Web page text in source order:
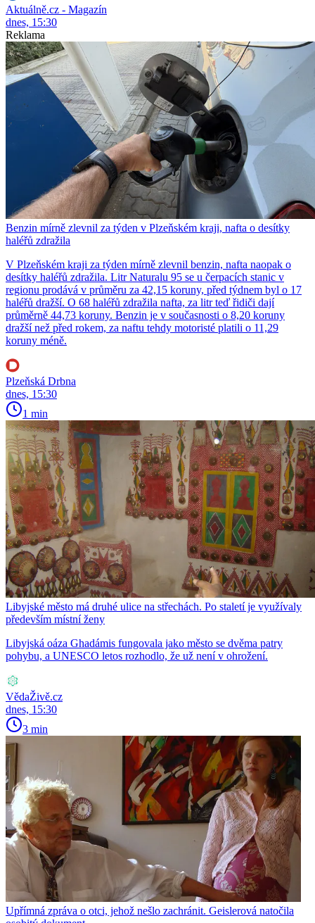
Aktuálně.cz - Magazín
dnes, 15:30
Reklama
Benzin mírně zlevnil za týden v Plzeňském kraji, nafta o desítky
haléřů zdražila
V Plzeňském kraji za týden mírně zlevnil benzin, nafta naopak o
desítky haléřů zdražila. Litr Naturalu 95 se u čerpacích stanic v
regionu prodává v průměru za 42,15 koruny, před týdnem byl o 17
haléřů dražší. O 68 haléřů zdražila nafta, za litr teď řidiči dají
průměrně 44,73 koruny. Benzin je v současnosti o 8,20 koruny
dražší než před rokem, za naftu tehdy motoristé platili o 11,29
koruny méně.
Plzeňská Drbna
dnes, 15:30
1 min
Libyjské město má druhé ulice na střechách. Po staletí je využívaly
především místní ženy
Libyjská oáza Ghadámis fungovala jako město se dvěma patry
pohybu, a UNESCO letos rozhodlo, že už není v ohrožení.
VědaŽivě.cz
dnes, 15:30
3 min
Upřímná zpráva o otci, jehož nešlo zachránit. Geislerová natočila